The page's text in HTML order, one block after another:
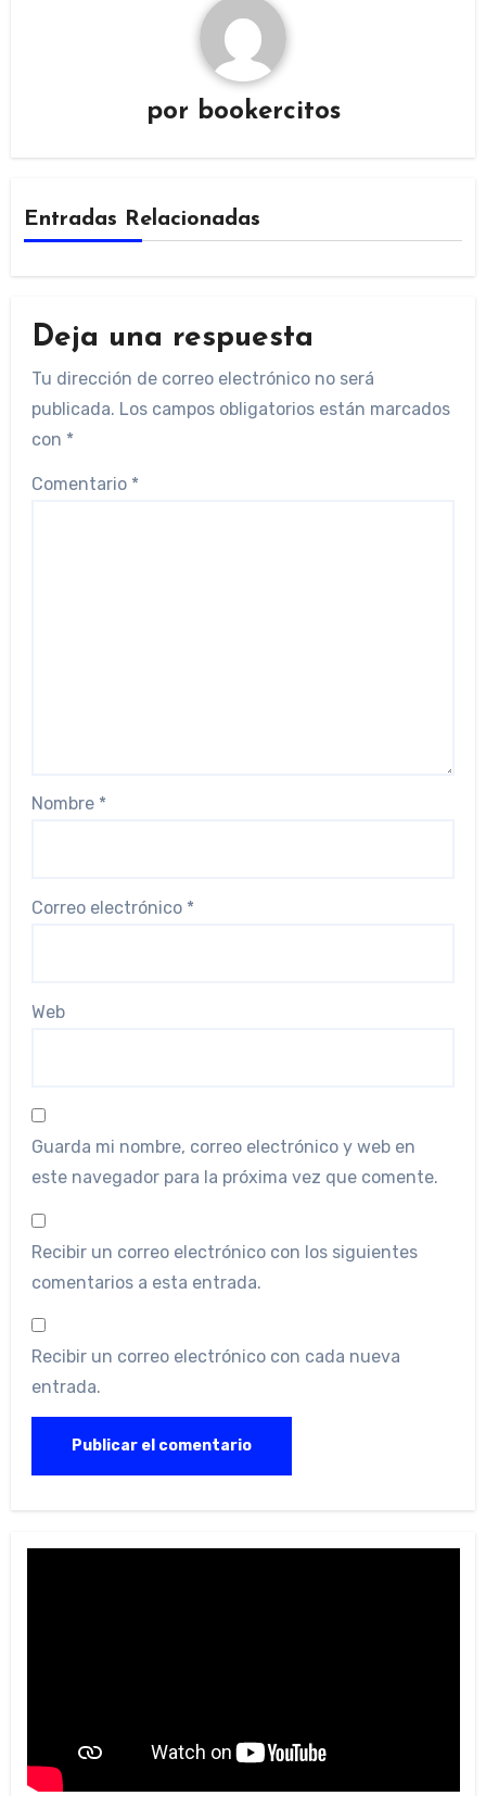
por bookercitos
Entradas Relacionadas
Deja una respuesta
Tu dirección de correo electrónico no será
publicada. Los campos obligatorios están marcados
con *
Comentario *
Nombre *
Correo electrónico *
Web
Guarda mi nombre, correo electrónico y web en
este navegador para la próxima vez que comente.
Recibir un correo electrónico con los siguientes
comentarios a esta entrada.
Recibir un correo electrónico con cada nueva
entrada.